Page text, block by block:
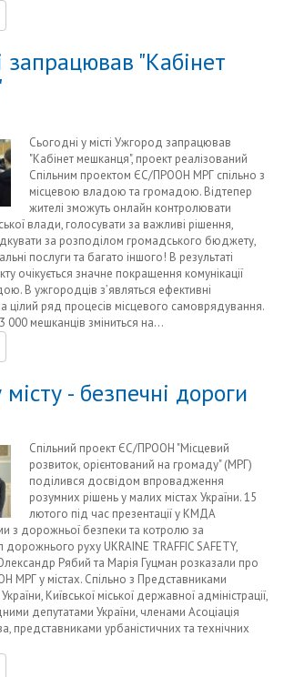
запрацював "Кабінет
Сьогодні у місті Ужгород запрацював
"Кабінет мешканця", проект реалізований
Спільним проектом ЄС/ПРООН МРГ спільно з
місцевою владою та громадою. Відтепер
жителі зможуть онлайн контролювати
влади, голосувати за важливі рішення,
за розподілом громадського бюджету,
послуги та багато іншого! В результаті
очікується значне покращення комунікації
В ужгородців з’являться ефективні
цілий ряд процесів місцевого самоврядування.
мешканців зміниться на...
- безпечні дороги
Спільний проект ЄС/ПРООН "Місцевий
розвиток, орієнтований на громаду" (МРГ)
поділився досвідом впровадження
розумних рішень у малих містах України. 15
лютого під час презентації у КМДА
з дорожньої безпеки та котролю за
руху UKRAINE TRAFFIC SAFETY,
Рябий та Марія Гуцман розказали про
МРГ у містах. Спільно з Представниками
Київської міської державної адміністрації,
депутатами України, членами Асоціація
представниками урбаністичних та технічних